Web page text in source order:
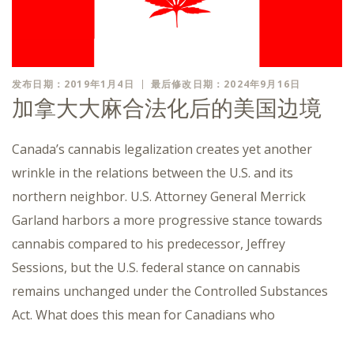
发布日期：2019年1月4日 最后修改日期：2024年9月16日
加拿大大麻合法化后的美国边境
Canada’s cannabis legalization creates yet another
wrinkle in the relations between the U.S. and its
northern neighbor. U.S. Attorney General Merrick
Garland harbors a more progressive stance towards
cannabis compared to his predecessor, Jeffrey
Sessions, but the U.S. federal stance on cannabis
remains unchanged under the Controlled Substances
Act. What does this mean for Canadians who